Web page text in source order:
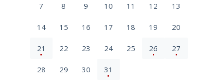
7 8 9 10 11 12 13
14 15 16 17 18 19 20
21 22 23 24 25 26 27
28 29 30 31